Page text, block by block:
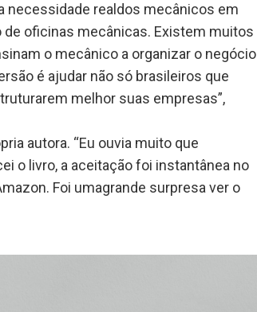
necessidade realdos mecânicos em
oficinas mecânicas. Existem muitos
o mecânico a organizar o negócio
é ajudar não só brasileiros que
melhor suas empresas”,
autora. “Eu ouvia muito que
o livro, a aceitação foi instantânea no
Foi umagrande surpresa ver o